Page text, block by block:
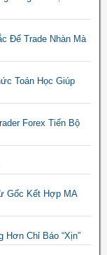
Để Trade Nhàn Mà
Toán Học Giúp
Forex Tiến Bộ
Gốc Kết Hợp MA
Hơn Chỉ Báo “Xịn”